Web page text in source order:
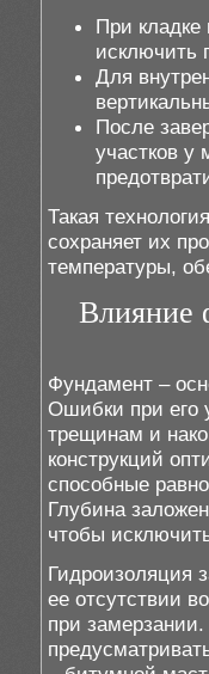
При
исключить
Для
После
участков у
Такая
сохраняет их
температуры,
Влияние
Фундамент –
Ошибки при его
трещинам и
конструкций
способные
Глубина
чтобы
Гидроизоляция
ее отсутствии
при